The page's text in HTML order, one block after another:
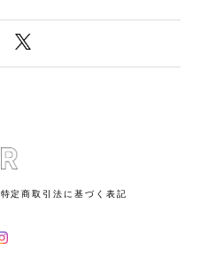
特定商取引法に基づく表記